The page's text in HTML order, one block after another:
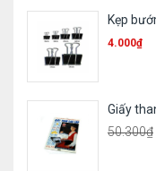
Kẹp bướm
4.000₫
Giấy than A4
50.300
47.300₫